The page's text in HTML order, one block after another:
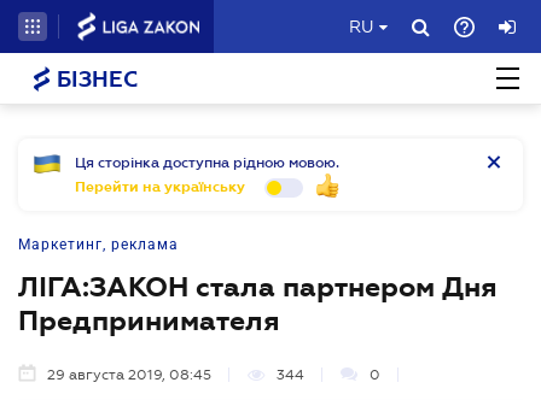
RU
БІЗНЕС
Ця сторінка доступна рідною мовою.
Перейти на українську
Маркетинг, реклама
ЛІГА:ЗАКОН стала партнером Дня
Предпринимателя
29 августа 2019, 08:45 344 0